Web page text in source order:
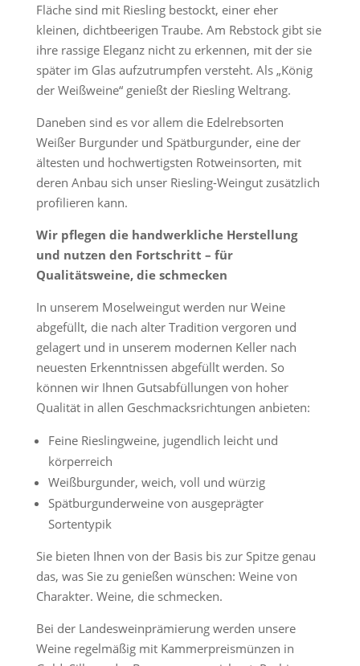
Fläche sind mit Riesling bestockt, einer eher
kleinen, dichtbeerigen Traube. Am Rebstock gibt sie
ihre rassige Eleganz nicht zu erkennen, mit der sie
später im Glas aufzutrumpfen versteht. Als „König
der Weißweine“ genießt der Riesling Weltrang.
Daneben sind es vor allem die Edelrebsorten
Weißer Burgunder und Spätburgunder, eine der
ältesten und hochwertigsten Rotweinsorten, mit
deren Anbau sich unser Riesling-Weingut zusätzlich
profilieren kann.
Wir pflegen die handwerkliche Herstellung
und nutzen den Fortschritt – für
Qualitätsweine, die schmecken
In unserem Moselweingut werden nur Weine
abgefüllt, die nach alter Tradition vergoren und
gelagert und in unserem modernen Keller nach
neuesten Erkenntnissen abgefüllt werden. So
können wir Ihnen Gutsabfüllungen von hoher
Qualität in allen Geschmacksrichtungen anbieten:
Feine Rieslingweine, jugendlich leicht und
körperreich
Weißburgunder, weich, voll und würzig
Spätburgunderweine von ausgeprägter
Sortentypik
Sie bieten Ihnen von der Basis bis zur Spitze genau
das, was Sie zu genießen wünschen: Weine von
Charakter. Weine, die schmecken.
Bei der Landesweinprämierung werden unsere
Weine regelmäßig mit Kammerpreismünzen in